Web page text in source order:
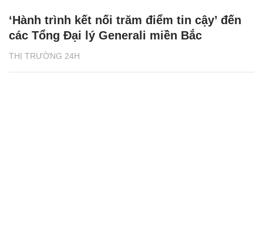
THỊ TRƯỜNG 24H
‘Hành trình kết nối trăm điểm tin cậy’ đến
các Tổng Đại lý Generali miền Bắc